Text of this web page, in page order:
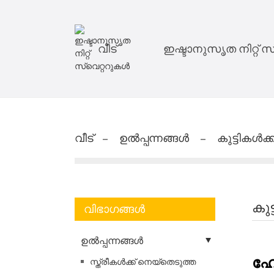
വീട് ഇഷ്ടാനുസൃത നിറ്റ്
വീട് ഉൽപ്പന്നങ്ങൾ
വിഭാഗങ്ങൾ
ഉൽപ്പന്നങ്ങൾ
സ്ത്രീകൾക്ക് നെയ്തെടുത്ത